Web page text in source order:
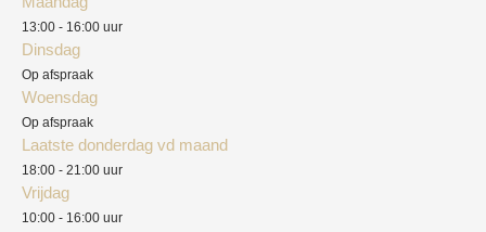
13:00 - 16:00 uur
Dinsdag
Op afspraak
Woensdag
Op afspraak
Laatste donderdag vd maand
18:00 - 21:00 uur
Vrijdag
10:00 - 16:00 uur